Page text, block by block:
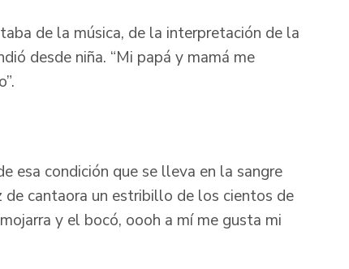
de la música, de la interpretación de la
desde niña. “Mi papá y mamá me
esa condición que se lleva en la sangre
cantaora un estribillo de los cientos de
y el bocó, oooh a mí me gusta mi